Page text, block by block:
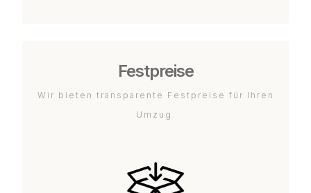
Festpreise
Wir bieten transparente Festpreise für Ihren
Umzug.